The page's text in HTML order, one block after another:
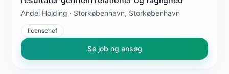
Andel Holding · Storkøbenhavn, Storkøbenhavn
licenschef
Se job og ansøg